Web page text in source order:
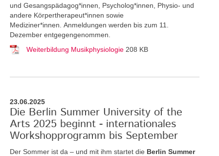
und Gesangspädagog*innen, Psycholog*innen, Physio- und
andere Körpertherapeut*innen sowie
Mediziner*innen. Anmeldungen werden bis zum 11.
Dezember entgegengenommen.
Weiterbildung Musikphysiologie 208 KB
23.06.2025
Die Berlin Summer University of the
Arts 2025 beginnt - internationales
Workshopprogramm bis September
Der Sommer ist da – und mit ihm startet die Berlin Summer